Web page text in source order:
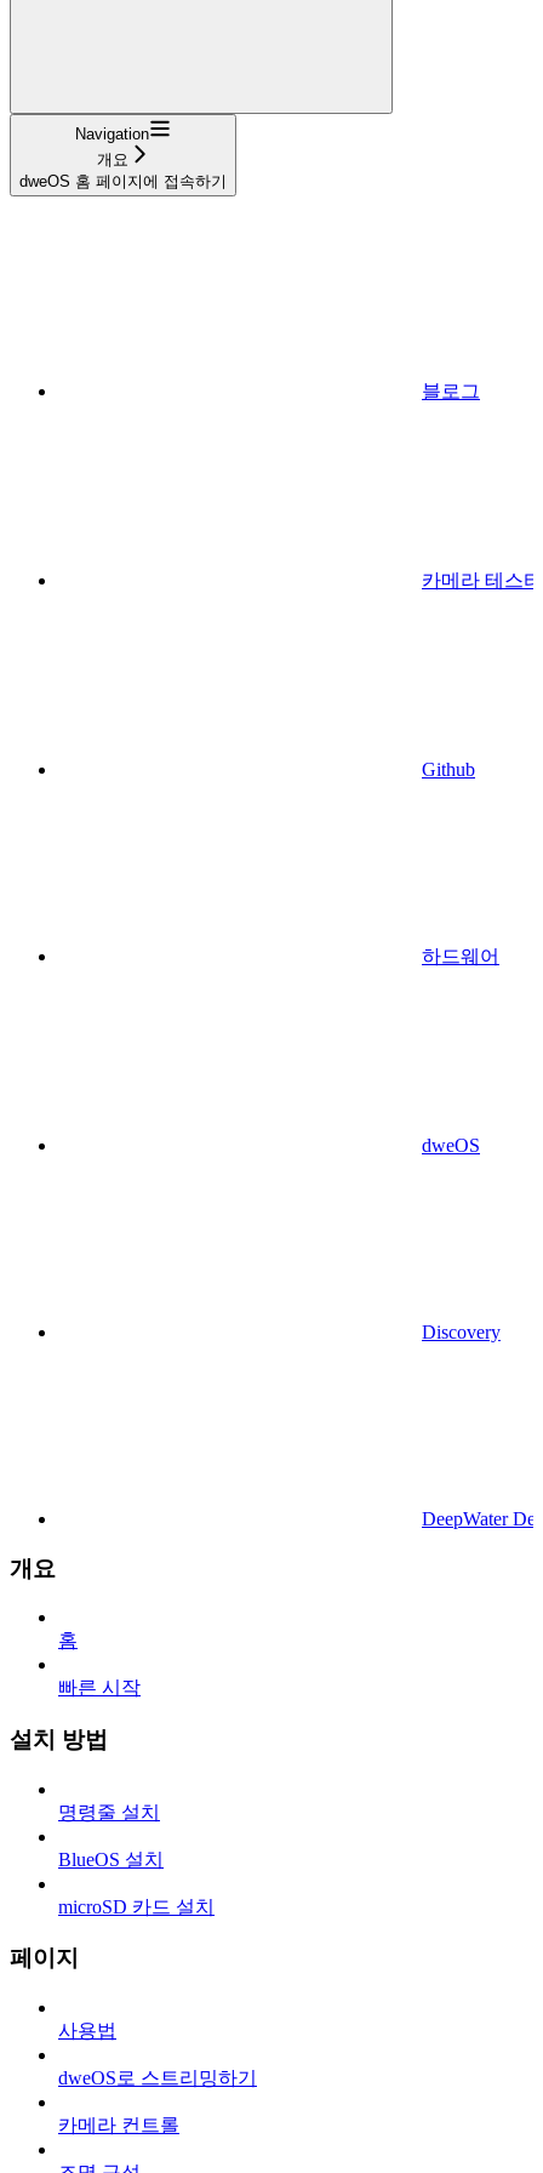
Navigation
개요
dweOS 홈 페이지에 접속하기
블로그
카메라 테스터
Github
하드웨어
dweOS
Discovery
DeepWater
개요
홈
빠른 시작
설치 방법
명령줄 설치
BlueOS 설치
microSD 카드 설치
페이지
사용법
dweOS로 스트리밍하기
카메라 컨트롤